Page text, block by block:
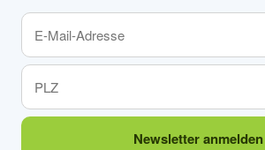
Newsletter anmelden